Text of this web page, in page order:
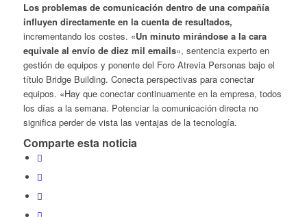
Los problemas de comunicación dentro de una compañía
influyen directamente en la cuenta de resultados,
incrementando los costes. «Un minuto mirándose a la cara
equivale al envío de diez mil emails«, sentencia experto en
gestión de equipos y ponente del Foro Atrevia Personas bajo el
título Bridge Building. Conecta perspectivas para conectar
equipos. «Hay que conectar continuamente en la empresa, todos
los días a la semana. Potenciar la comunicación directa no
significa perder de vista las ventajas de la tecnología.
Comparte esta noticia